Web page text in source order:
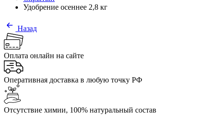
Удобрение осеннее 2,8 кг
Назад
Оплата онлайн на сайте
Оперативная доставка в любую точку РФ
Отсутствие химии, 100% натуральный состав